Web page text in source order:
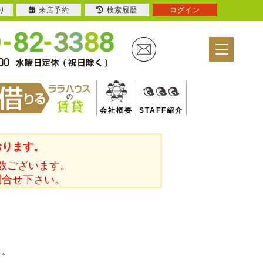
会社概要 STAFF紹介
ます。
ざいます。
せ下さい。
来店予約 検索履歴 ログイン